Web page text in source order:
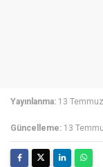
Yayınlanma: 13
Güncelleme: 13